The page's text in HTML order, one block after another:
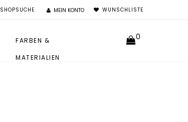
SHOPSUCHE MEIN KONTO WUNSCHLISTE
FARBEN &
MATERIALIEN
0